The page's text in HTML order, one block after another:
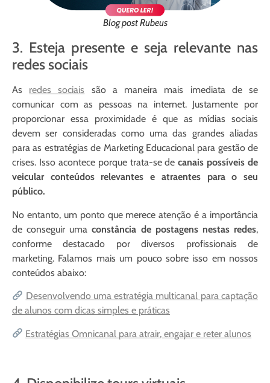
Blog post Rubeus
3. Esteja presente e seja relevante nas
redes sociais
As redes sociais são a maneira mais imediata de se
comunicar com as pessoas na internet. Justamente por
proporcionar essa proximidade é que as mídias sociais
devem ser consideradas como uma das grandes aliadas
para as estratégias de Marketing Educacional para gestão de
crises. Isso acontece porque trata-se decanais possíveis de
veicular conteúdos relevantes e atraentes para o seu
público.
No entanto, um ponto que merece atenção é a importância
de conseguir umaconstância de postagens nestas redes,
conforme destacado por diversos profissionais de
marketing. Falamos mais um pouco sobre isso em nossos
conteúdos abaixo:
Desenvolvendo uma estratégia multicanal para captação
de alunos com dicas simples e práticas
Estratégias Omnicanal para atrair, engajar e reter alunos